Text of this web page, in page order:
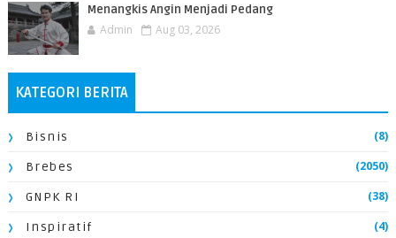
Menangkis Angin Menjadi Pedang
Admin Aug 03, 2026
KATEGORI BERITA
Bisnis (8)
Brebes (2050)
GNPK RI (38)
Inspiratif (4)